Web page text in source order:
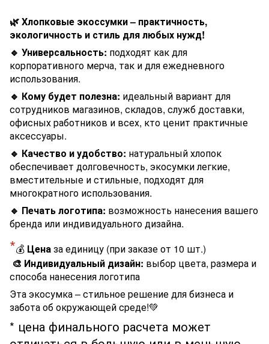
🌿 Хлопковые экоссумки – практичность,
экологичность и стиль для любых нужд!
🔹 Универсальность: подходят как для
корпоративного мерча, так и для ежедневного
использования.
🔹 Кому будет полезна: идеальный вариант для
сотрудников магазинов, складов, служб доставки,
офисных работников и всех, кто ценит практичные
аксессуары.
🔹 Качество и удобство: натуральный хлопок
обеспечивает долговечность, экосумки легкие,
вместительные и стильные, подходят для
многократного использования.
🔹 Печать логотипа: возможность нанесения вашего
бренда или индивидуального дизайна.
*💰 Ценаза единицу (при заказе от 10 шт.)
🎨 Индивидуальный дизайн: выбор цвета, размера и
способа нанесения логотипа
Эта экосумка – стильное решение для бизнеса и
забота об окружающей среде!💚
* цена финального расчета может